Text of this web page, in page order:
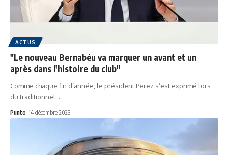
ACTUS
"Le nouveau Bernabéu va marquer un avant et un
après dans l'histoire du club"
Comme chaque fin d’année, le président Perez s’est exprimé lors
du traditionnel…
Punto 14 décembre 2023